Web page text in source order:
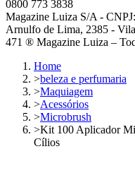
0800 773 3838
Magazine Luiza S/A -
Arnulfo de Lima, 2385 -
471 ® Magazine Luiza –
Home
>beleza e perfumaria
>Maquiagem
>Acessórios
>Microbrush
>Kit 100 Aplicador
Cílios